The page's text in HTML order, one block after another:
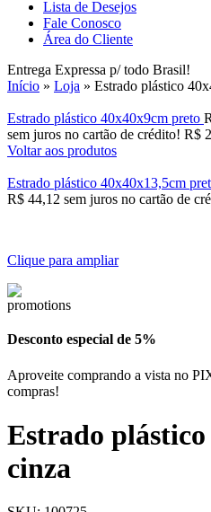
Lista de Desejos
Fale Conosco
Área do Cliente
Entrega Expressa p/ todo Brasil!
Início » Loja » Estrado plástico
Estrado plástico 40x40x9cm preto
sem juros no cartão de crédito! R$
Voltar aos produtos
Estrado plástico 40x40x13,5cm
R$ 44,12 sem juros no cartão de
Clique para ampliar
Desconto especial de 5%
Aproveite comprando a vista no
compras!
Estrado plástico
cinza